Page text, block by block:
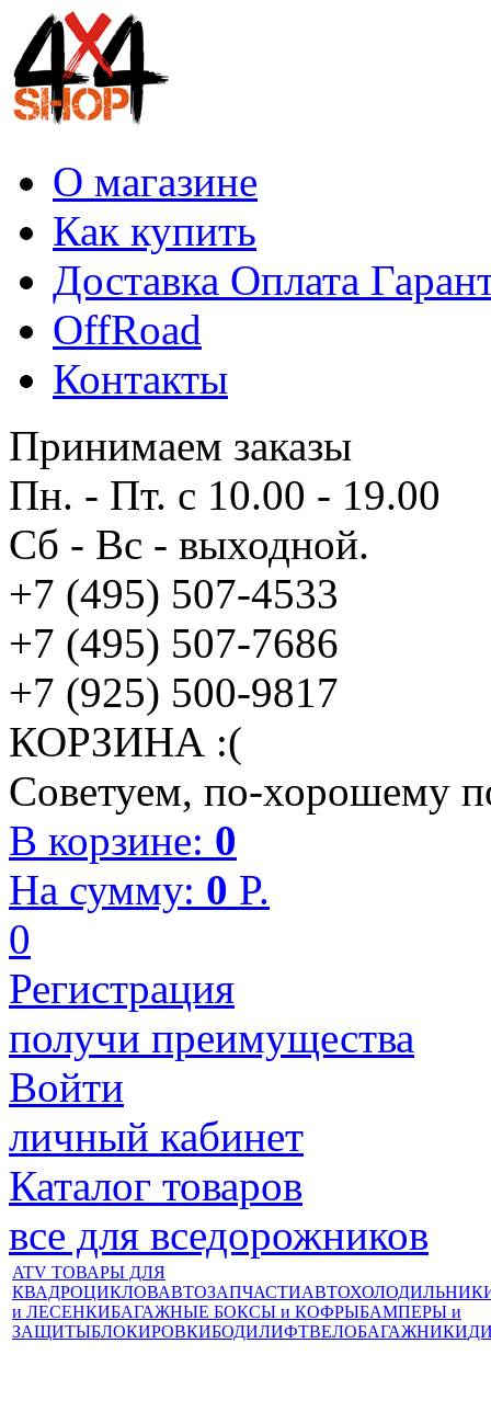
О магазине
Как купить
Доставка Оплата
OffRoad
Контакты
Принимаем заказы
Пн. - Пт. с 10.00 - 19.00
Сб - Вс - выходной.
+7 (495) 507-4533
+7 (495) 507-7686
+7 (925) 500-9817
КОРЗИНА :(
Советуем, по-хорошему
В корзине: 0
На сумму: 0 P.
0
Регистрация
получи преимущества
Войти
личный кабинет
Каталог товаров
все для вседорожников
ATV ТОВАРЫ ДЛЯ
КВАДРОЦИКЛОВАВТОЗАПЧАСТИ
и ЛЕСЕНКИБАГАЖНЫЕ БОКСЫ и КОФРЫБАМПЕРЫ и
ЗАЩИТЫБЛОКИРОВКИБОДИЛИФТВЕЛОБАГАЖНИКИ